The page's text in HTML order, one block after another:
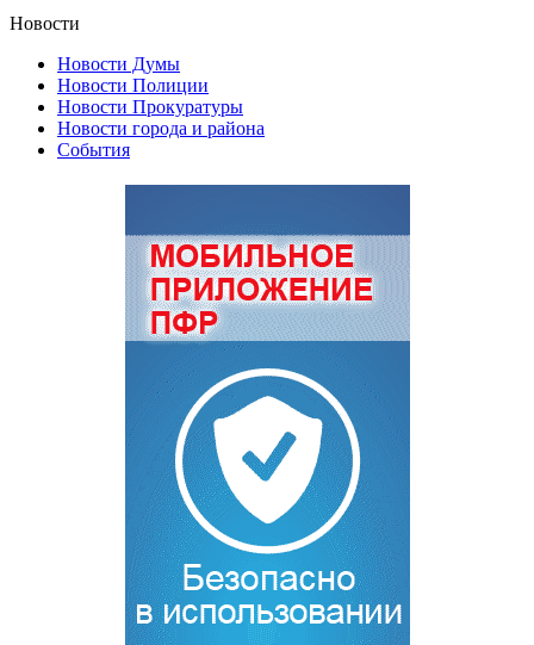
Новости
Новости Думы
Новости Полиции
Новости Прокуратуры
Новости города и района
События